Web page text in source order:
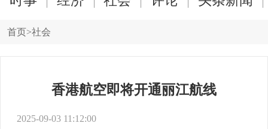
首页>社会
香港航空即将开通丽江航线
2025-09-03 11:12:00